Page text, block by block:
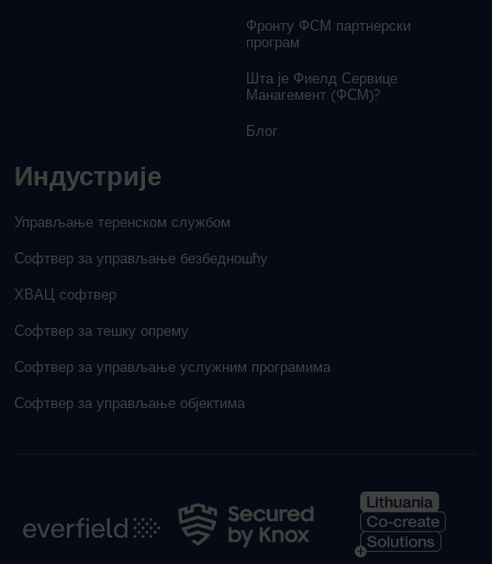
Фронту ФСМ партнерски
програм
Шта је Фиелд Сервице
Манагемент (ФСМ)?
Блог
Индустрије
Управљање теренском службом
Софтвер за управљање безбедношћу
ХВАЦ софтвер
Софтвер за тешку опрему
Софтвер за управљање услужним програмима
Софтвер за управљање објектима